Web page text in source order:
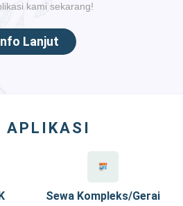
kami sekarang!
Lanjut
APLIKASI
Sewa Kompleks/Gerai